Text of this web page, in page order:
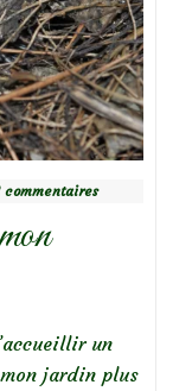
commentaires
un
jardin plus